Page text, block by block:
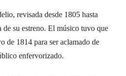
revisada desde 1805 hasta
de su estreno. El músico tuvo que
de 1814 para ser aclamado de
enfervorizado.